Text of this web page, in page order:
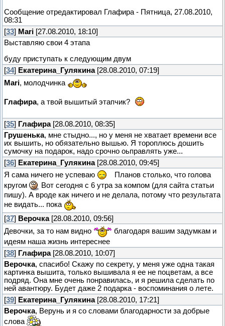
Сообщение отредактировал Глафира - Пятница, 27.08.2010,
08:31
[33] Mari [27.08.2010, 18:10]
Выставляю свои 4 этапа
буду приступать к следующим двум
[34] Екатерина_Гулякина[28.08.2010, 07:19]
Mari, молодчинка
Глафира, а твой вышитый этапчик?
[35] Глафира[28.08.2010, 08:35]
Грушенька, мне стыдно..., но у меня не хватает времени все
их вышить, но обязательно вышью. Я тороплюсь дошить
сумочку на подарок, надо срочно оьправлять уже...
[36] Екатерина_Гулякина[28.08.2010, 09:45]
Я сама ничего не успеваю
Планов столько, что голова
кругом
Вот сегодня с 6 утра за компом (для сайта статьи
пишу). А вроде как ничего и не делала, потому что результата
не видать... пока
[37] Верочка[28.08.2010, 09:56]
Девочки, за то нам видно
благодаря вашим задумкам и
идеям наша жизнь интереснее
[38] Глафира[28.08.2010, 10:07]
Верочка, спасибо! Скажу по секрету, у меня уже одна такая
картинка вышита, только вышивала я ее не поцветам, а все
подряд. Она мне очень понравилась, и я решила сделать по
ней авантюру. Будет даже 2 подарка - воспоминания о лете.
[39] Екатерина_Гулякина[28.08.2010, 17:21]
Верочка, Верунь и я со словами благодарности за добрые
слова